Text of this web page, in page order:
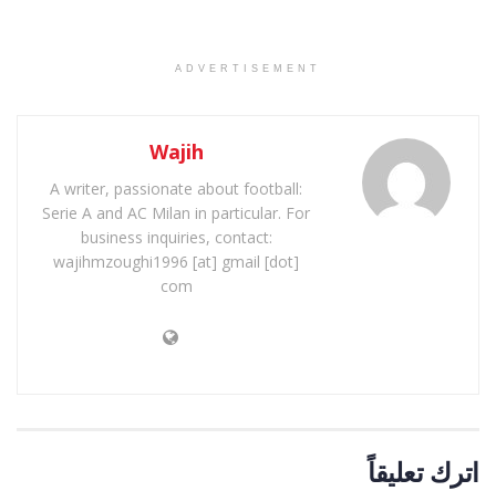
ADVERTISEMENT
Wajih
A writer, passionate about football:
Serie A and AC Milan in particular. For
business inquiries, contact:
wajihmzoughi1996 [at] gmail [dot]
com
اترك تعليقاً